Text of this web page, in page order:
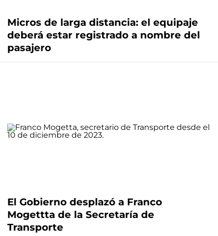
Micros de larga distancia: el equipaje
deberá estar registrado a nombre del
pasajero
El Gobierno desplazó a Franco
Mogettta de la Secretaría de
Transporte